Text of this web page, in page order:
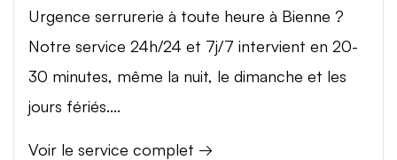
Urgence serrurerie à toute heure à Bienne ?
Notre service 24h/24 et 7j/7 intervient en 20-
30 minutes, même la nuit, le dimanche et les
jours fériés....
Voir le service complet →